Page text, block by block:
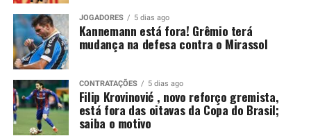
Recentemente, o Vitória também tentou viabilizar o
retorno de Wagner Leonardo. O clube baiano buscou
uma composição financeira, inclusive por conta de uma
pendência envolvendo a negociação realizada em 2025.
Na ocasião, o Grêmio desembolsou 4,5 milhões de
dólares, cerca de R$ 25,1 milhões, para contratar o
zagueiro. Apesar das conversas, as partes não chegaram
JOGADORES 5 dias ago
Kannemann está fora! Grêmio terá
mudança na defesa contra o Mirassol
CONTRATAÇÕES 5 dias ago
Filip Krovinović , novo reforço gremista,
está fora das oitavas da Copa do Brasil;
saiba o motivo